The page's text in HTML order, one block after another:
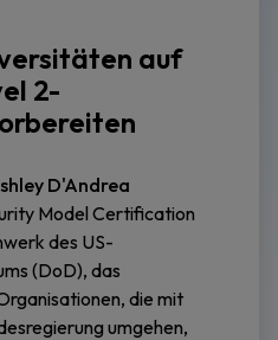
auf
2-
D'Andrea
Model Certification
des US-
(DoD), das
die mit
umgehen,